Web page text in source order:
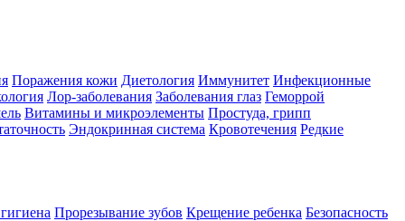
Поражения кожи Диетология Иммунитет Инфекционные
Лор-заболевания Заболевания глаз Геморрой
Витамины и микроэлементы Простуда, грипп
Эндокринная система Кровотечения Редкие
Прорезывание зубов Крещение ребенка Безопасность